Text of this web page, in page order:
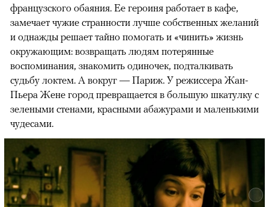
французского обаяния. Ее героиня работает в кафе,
замечает чужие странности лучше собственных желаний
и однажды решает тайно помогать и «чинить» жизнь
окружающим: возвращать людям потерянные
воспоминания, знакомить одиночек, подталкивать
судьбу локтем. А вокруг — Париж. У режиссера Жан-
Пьера Жене город превращается в большую шкатулку с
зелеными стенами, красными абажурами и маленькими
чудесами.